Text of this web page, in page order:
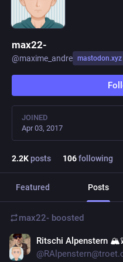
max22-
@maxime_andre mastodon.xyz
JOINED
Apr 03, 2017
2.2Kposts 106following
Featured Posts
max22- boosted
Ritschi Alpenstern